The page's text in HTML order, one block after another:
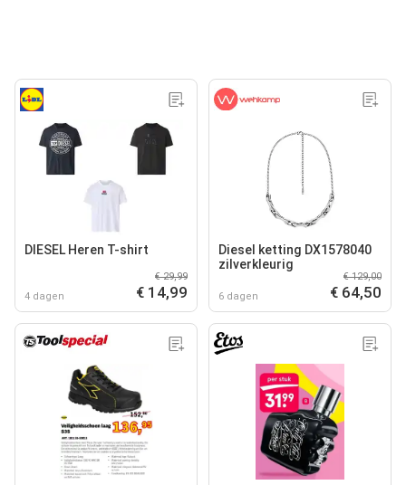
DIESEL Heren T-shirt
4 dagen
€ 29,99
€ 14,99
Diesel ketting DX1578040
zilverkleurig
6 dagen
€ 129,00
€ 64,50